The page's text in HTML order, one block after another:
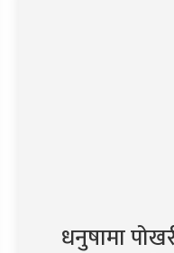
धनुषामा